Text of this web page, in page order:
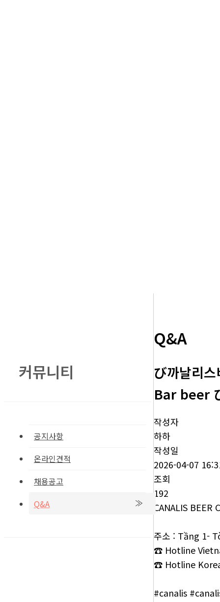
커뮤니티
공지사항
온라인견적
채용공고
Q&A
Q&A
び까날리
Bar beer
작성자
하하
작성일
2026-04-07
조회
192
CANALIS BEER
주소 : Tầng 1-
☎ Hotline
☎ Hotline
#canalis